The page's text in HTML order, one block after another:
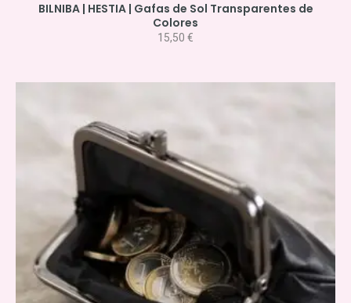
BILNIBA | HESTIA | Gafas de Sol Transparentes de
Colores
15,50 €